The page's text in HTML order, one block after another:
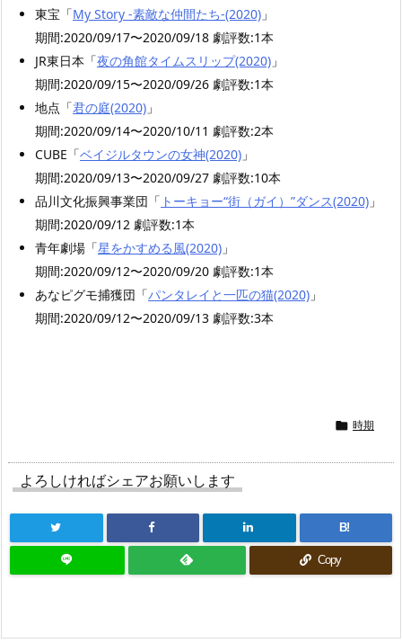
東宝「My Story -素敵な仲間たち-(2020) 」
期間:2020/09/17〜2020/09/18 劇評数:1本
JR東日本「夜の角館タイムスリップ(2020) 」
期間:2020/09/15〜2020/09/26 劇評数:1本
地点「君の庭(2020) 」
期間:2020/09/14〜2020/10/11 劇評数:2本
CUBE「ベイジルタウンの女神(2020) 」
期間:2020/09/13〜2020/09/27 劇評数:10本
品川文化振興事業団「 トーキョー“街（ガイ）”ダンス(2020) 」
期間:2020/09/12 劇評数:1本
青年劇場「星をかすめる風(2020) 」
期間:2020/09/12〜2020/09/20 劇評数:1本
あなピグモ捕獲団「パンタレイと一匹の猫(2020) 」
期間:2020/09/12〜2020/09/13 劇評数:3本
 時期
よろしければシェアお願いします
B!
Copy